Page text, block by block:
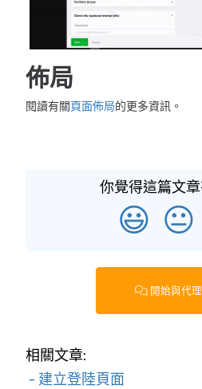
佈局
閱讀有關頁面佈局的更多資訊。
你覺得這篇文
😃 😐
開始與代
相關文章:
- 建立登陸頁面